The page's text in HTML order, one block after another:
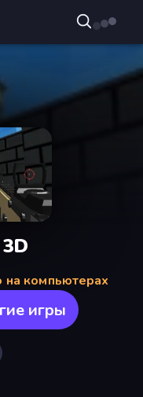
на компьютерах
игры